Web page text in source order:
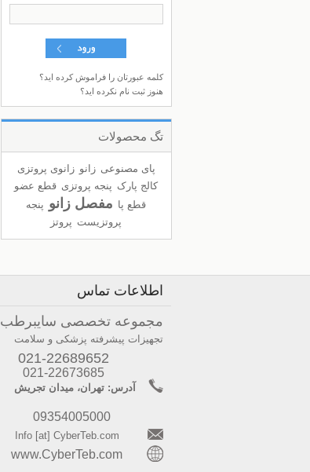
کلمه عبورتان را فراموش کرده اید؟
هنوز ثبت نام نکرده اید؟
تگ محصولات
پای مصنوعی زانو زانوی پروتزی
کالج پارک پنجه پروتزی قطع عضو
قطع پا مفصل زانو پنجه
پروتزیست پروتز
اطلاعات تماس
مجموعه تخصصی سایبرطب
تجهیزات پیشرفته پزشکی و سلامت
021-22689652
آدرس: تهران، میدان تجریش
09354005000
Info [at] CyberTeb.com